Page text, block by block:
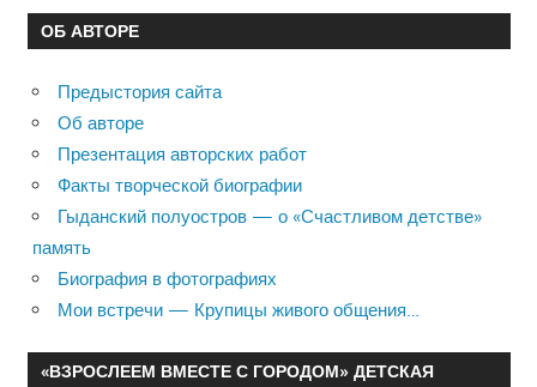
ОБ АВТОРЕ
Предыстория сайта
Об авторе
Презентация авторских работ
Факты творческой биографии
Гыданский полуостров — о «Счастливом детстве»
память
Биография в фотографиях
Мои встречи — Крупицы живого общения…
«ВЗРОСЛЕЕМ ВМЕСТЕ С ГОРОДОМ» ДЕТСКАЯ